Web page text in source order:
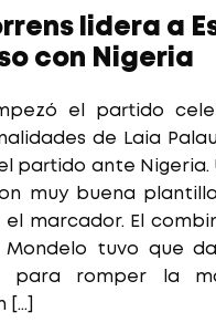
lidera a
con Nigeria
el partido
de Laia
partido ante Nigeria.
muy buena
el marcador. El
Mondelo tuvo que
para romper la
[…]